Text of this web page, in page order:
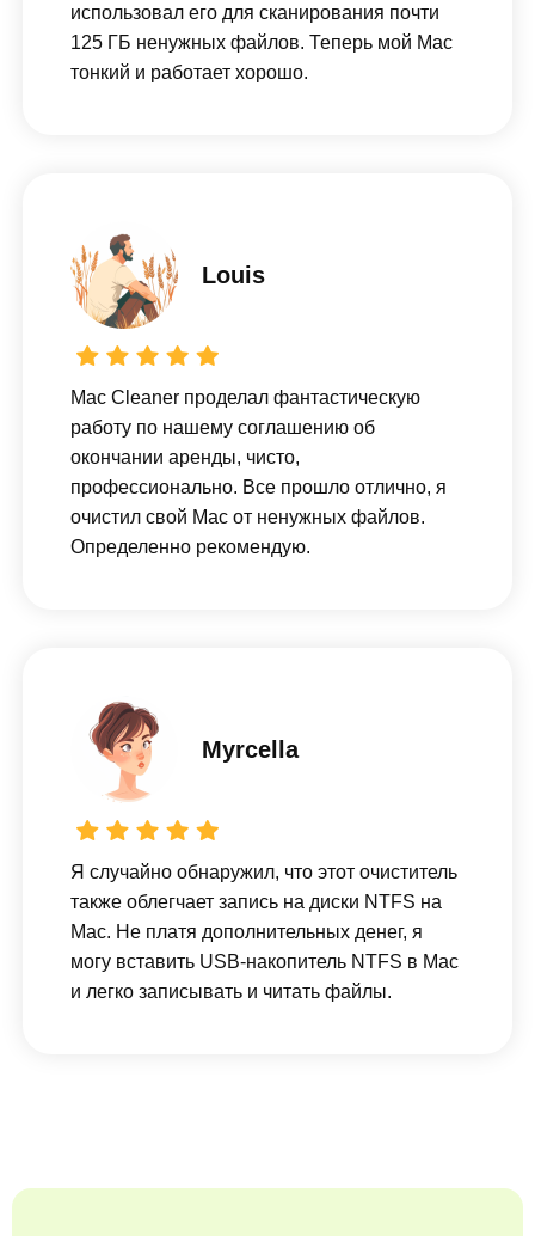
использовал его для сканирования почти
125 ГБ ненужных файлов. Теперь мой Mac
тонкий и работает хорошо.
Louis
Mac Cleaner проделал фантастическую
работу по нашему соглашению об
окончании аренды, чисто,
профессионально. Все прошло отлично, я
очистил свой Mac от ненужных файлов.
Определенно рекомендую.
Myrcella
Я случайно обнаружил, что этот очиститель
также облегчает запись на диски NTFS на
Mac. Не платя дополнительных денег, я
могу вставить USB-накопитель NTFS в Mac
и легко записывать и читать файлы.